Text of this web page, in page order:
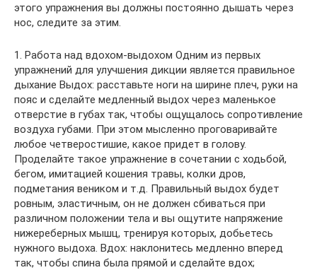
этого упражнения вы должны постоянно дышать через
нос, следите за этим.
1. Работа над вдохом-выдохом Одним из первых
упражнений для улучшения дикции является правильное
дыхание Выдох: расставьте ноги на ширине плеч, руки на
пояс и сделайте медленный выдох через маленькое
отверстие в губах так, чтобы ощущалось сопротивление
воздуха губами. При этом мысленно проговаривайте
любое четверостишие, какое придет в голову.
Проделайте такое упражнение в сочетании с ходьбой,
бегом, имитацией кошения травы, колки дров,
подметания веником и т.д. Правильный выдох будет
ровным, эластичным, он не должен сбиваться при
различном положении тела и вы ощутите напряжение
нижереберных мышц, тренируя которых, добьетесь
нужного выдоха. Вдох: наклонитесь медленно вперед
так, чтобы спина была прямой и сделайте вдох;